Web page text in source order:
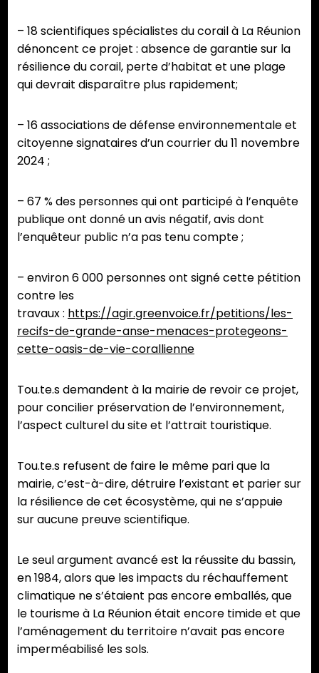
– 18 scientifiques spécialistes du corail à La Réunion
dénoncent ce projet : absence de garantie sur la
résilience du corail, perte d’habitat et une plage
qui devrait disparaître plus rapidement;
– 16 associations de défense environnementale et
citoyenne signataires d’un courrier du 11 novembre
2024 ;
– 67 % des personnes qui ont participé à l’enquête
publique ont donné un avis négatif, avis dont
l’enquêteur public n’a pas tenu compte ;
– environ 6 000 personnes ont signé cette pétition
contre les
travaux : https://agir.greenvoice.fr/petitions/les-
recifs-de-grande-anse-menaces-protegeons-
cette-oasis-de-vie-corallienne
Tou.te.s demandent à la mairie de revoir ce projet,
pour concilier préservation de l’environnement,
l’aspect culturel du site et l’attrait touristique.
Tou.te.s refusent de faire le même pari que la
mairie, c’est-à-dire, détruire l’existant et parier sur
la résilience de cet écosystème, qui ne s’appuie
sur aucune preuve scientifique.
Le seul argument avancé est la réussite du bassin,
en 1984, alors que les impacts du réchauffement
climatique ne s’étaient pas encore emballés, que
le tourisme à La Réunion était encore timide et que
l’aménagement du territoire n’avait pas encore
imperméabilisé les sols.